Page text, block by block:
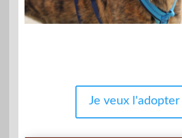
Je veux l'adopter